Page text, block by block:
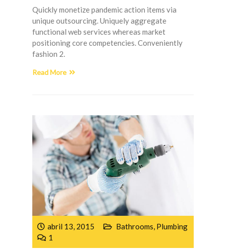
Quickly monetize pandemic action items via
unique outsourcing. Uniquely aggregate
functional web services whereas market
positioning core competencies. Conveniently
fashion 2.
Read More
abril 13, 2015 Bathrooms, Plumbing
1